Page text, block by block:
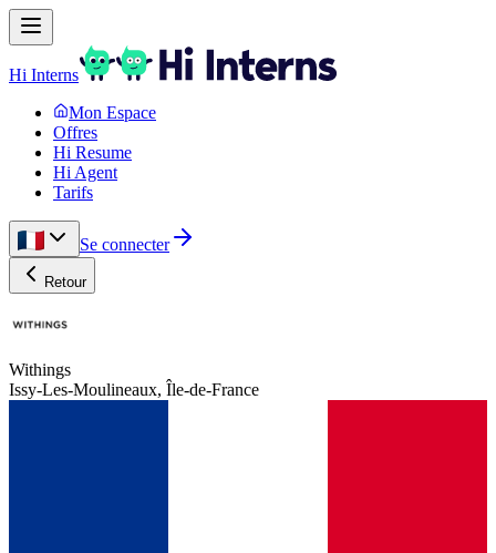
Hi Interns
Mon Espace
Offres
Hi Resume
Hi Agent
Tarifs
Se connecter
Retour
Withings
Issy-Les-Moulineaux, Île-de-France